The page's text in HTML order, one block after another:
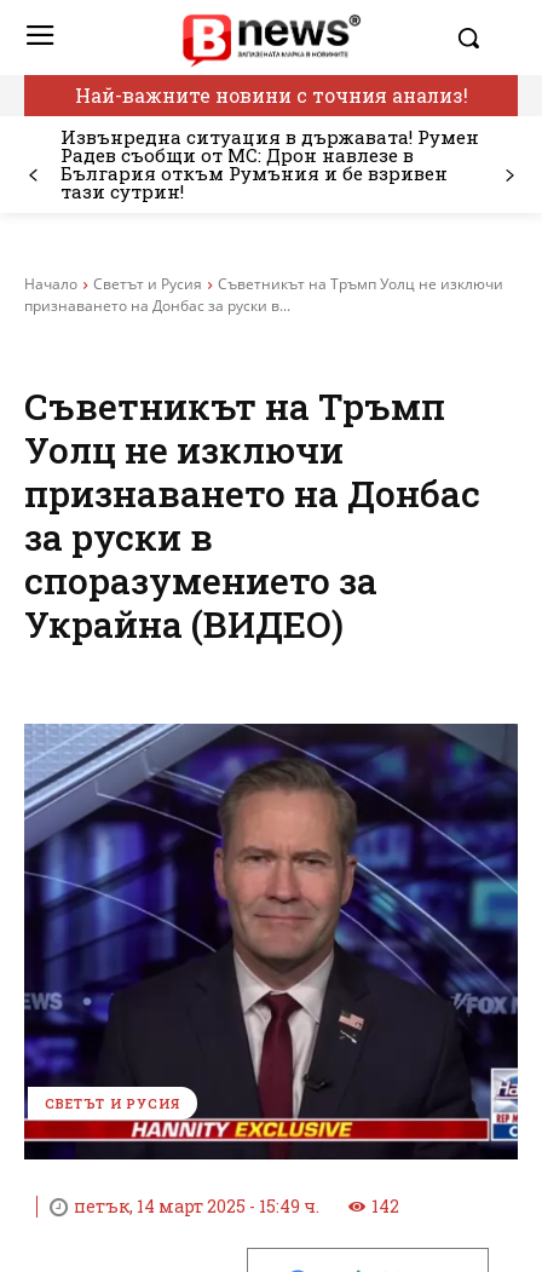
Най-важните новини с точния анализ!
Извънредна ситуация в държавата! Румен
Радев съобщи от МС: Дрон навлезе в
България откъм Румъния и бе взривен
тази сутрин!
Начало Светът и Русия
Съветникът на Тръмп Уолц не изключи
признаването на Донбас за руски в...
Съветникът на Тръмп
Уолц не изключи
признаването на Донбас
за руски в
споразумението за
Украйна (ВИДЕО)
СВЕТЪТ И РУСИЯ
петък, 14 март 2025 - 15:49 ч. 142